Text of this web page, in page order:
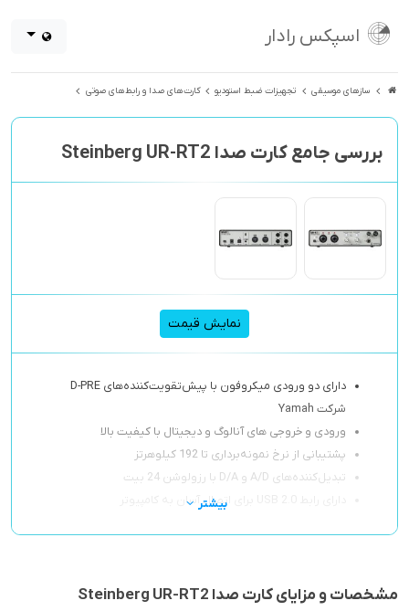
اسپکس رادار
سازهای موسیقی تجهیزات ضبط استودیو کارت‌های صدا و رابط‌های صوتی
بررسی جامع کارت صدا Steinberg UR-RT2
نمایش قیمت
دارای دو ورودی میکروفون با پیش‌تقویت‌کننده‌های D-PRE
شرکت Yamah
ورودی و خروجی های آنالوگ و دیجیتال با کیفیت بالا
پشتیبانی از نرخ نمونه‌برداری تا 192 کیلوهرتز
تبدیل‌کننده‌های A/D و D/A با رزولوشن 24 بیت
بیشتر
مشخصات و مزایای کارت صدا Steinberg UR-RT2